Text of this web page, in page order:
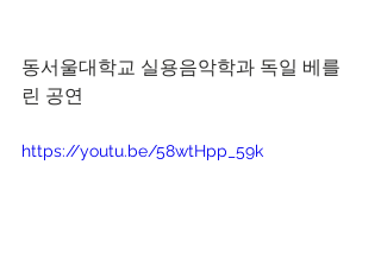
동서울대학교 실용음악학과 독일 베를
린 공연
https://youtu.be/58wtHpp_59k